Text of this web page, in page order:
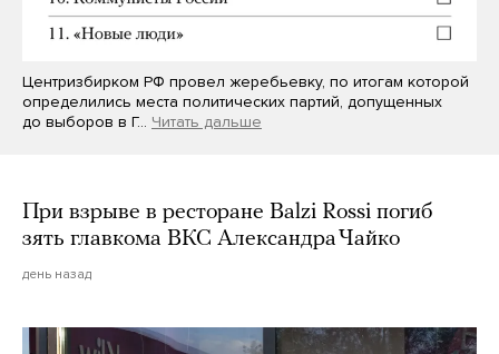
Центризбирком РФ провел жеребьевку, по итогам которой
определились места политических партий, допущенных
до выборов в Г… Читать дальше
При взрыве в ресторане Balzi Rossi погиб
зять главкома ВКС Александра Чайко
день назад